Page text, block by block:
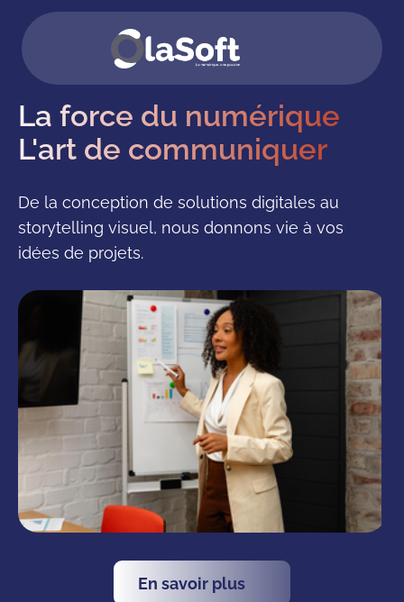
La force du numérique
L'art de communiquer
De la conception de solutions digitales au
storytelling visuel, nous donnons vie à vos
idées de projets.
En savoir plus